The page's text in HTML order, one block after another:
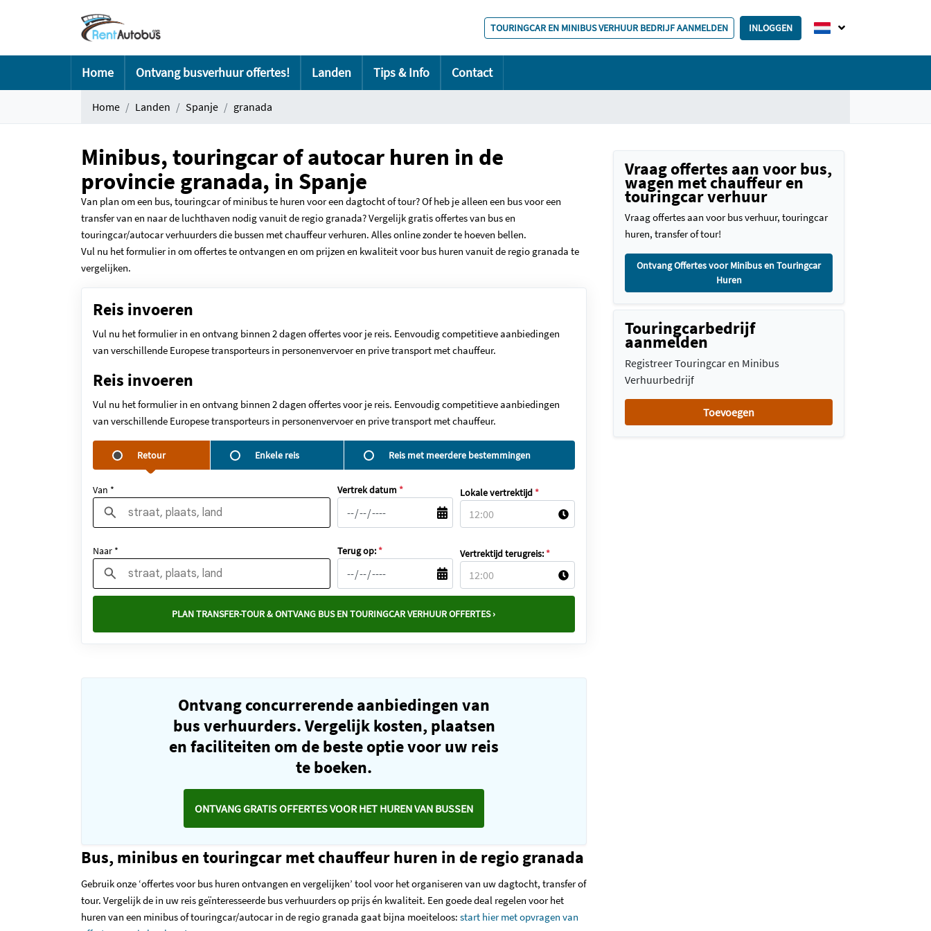
TOURINGCAR EN MINIBUS VERHUUR BEDRIJF AANMELDEN INLOGGEN
Home Ontvang busverhuur offertes! Landen Tips & Info Contact
Home Landen Spanje granada
Minibus, touringcar of autocar huren in de
provincie granada, in Spanje
Van plan om een bus, touringcar of minibus te huren voor een dagtocht of tour? Of heb je alleen een bus voor een
transfer van en naar de luchthaven nodig vanuit de regio granada? Vergelijk gratis offertes van bus en
touringcar/autocar verhuurders die bussen met chauffeur verhuren. Alles online zonder te hoeven bellen.
Vul nu het formulier in om offertes te ontvangen en om prijzen en kwaliteit voor bus huren vanuit de regio granada te
vergelijken.
Reis invoeren
Vul nu het formulier in en ontvang binnen 2 dagen offertes voor je reis. Eenvoudig competitieve aanbiedingen
van verschillende Europese transporteurs in personenvervoer en prive transport met chauffeur.
Reis invoeren
Vul nu het formulier in en ontvang binnen 2 dagen offertes voor je reis. Eenvoudig competitieve aanbiedingen
van verschillende Europese transporteurs in personenvervoer en prive transport met chauffeur.
Retour Enkele reis Reis met meerdere bestemmingen
Van * Vertrek datum * Lokale vertrektijd *
Naar * Terug op: * Vertrektijd terugreis: *
PLAN TRANSFER-TOUR & ONTVANG BUS EN TOURINGCAR VERHUUR OFFERTES ›
Ontvang concurrerende aanbiedingen van
bus verhuurders. Vergelijk kosten, plaatsen
en faciliteiten om de beste optie voor uw reis
te boeken.
ONTVANG GRATIS OFFERTES VOOR HET HUREN VAN BUSSEN
Bus, minibus en touringcar met chauffeur huren in de regio granada
Gebruik onze ‘offertes voor bus huren ontvangen en vergelijken’ tool voor het organiseren van uw dagtocht, transfer of
tour. Vergelijk de in uw reis geïnteresseerde bus verhuurders op prijs én kwaliteit. Een goede deal regelen voor het
huren van een minibus of touringcar/autocar in de regio granada gaat bijna moeiteloos: start hier met opvragen van
Vraag offertes aan voor bus,
wagen met chauffeur en
touringcar verhuur
Vraag offertes aan voor bus verhuur, touringcar
huren, transfer of tour!
Ontvang Offertes voor Minibus en Touringcar
Huren
Touringcarbedrijf
aanmelden
Registreer Touringcar en Minibus
Verhuurbedrijf
Toevoegen